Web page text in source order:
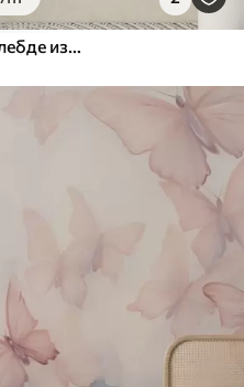
Балони на врући ваздух који лебде изнад планина у неутралним, меким пастелним тоновима